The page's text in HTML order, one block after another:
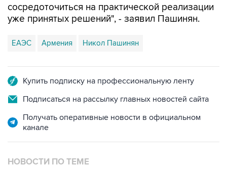
сосредоточиться на практической реализации
уже принятых решений", - заявил Пашинян.
ЕАЭС Армения Никол Пашинян
Купить подписку на профессиональную ленту
Подписаться на рассылку главных новостей сайта
Получать оперативные новости в официальном
канале
НОВОСТИ ПО ТЕМЕ